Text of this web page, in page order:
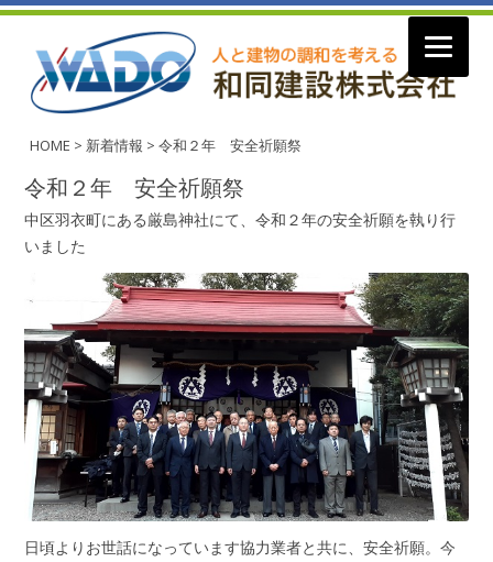
ン
テ
ス
HOME > 新着情報 >令和２年 安全祈願祭
令和２年 安全祈願祭
中区羽衣町にある厳島神社にて、令和２年の安全祈願を執り行
いました
日頃よりお世話になっています協力業者と共に、安全祈願。今